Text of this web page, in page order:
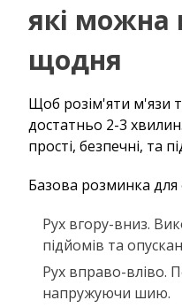
які можна
щодня
Щоб розім'яти м'язи
достатньо 2-3
прості, безпечні, та
Базова розминка для
Рух вгору-вниз.
підйомів та
Рух вправо-вліво.
напружуючи шию.